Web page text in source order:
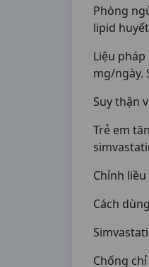
Phòng
lipid
Liệu
mg/ngày.
Suy thận
Trẻ em
Chỉnh
Cách
Chống